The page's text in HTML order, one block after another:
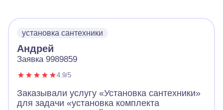
установка сантехники
Андрей
Заявка 9989859
4.9/5
Заказывали услугу «Установка сантехники»
для задачи «установка комплекта